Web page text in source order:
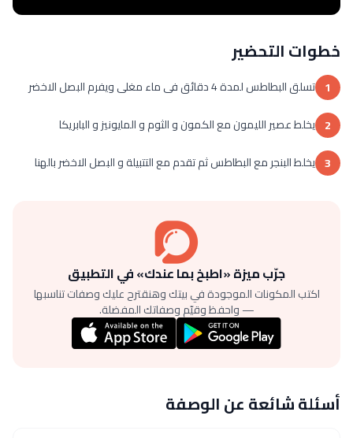
خطوات التحضير
1 تسلق البطاطس لمدة 4 دقائق فى ماء مغلى ويفرم البصل الاخضر
2 يخلط عصير الليمون مع الكمون و الثوم و المايونيز و البابريكا
3 يخلط البنجر مع البطاطس ثم تقدم مع التتبيلة و البصل الاخضر بالهنا
جرّب ميزة «اطبخ بما عندك» في التطبيق
اكتب المكونات الموجودة في بيتك وهنقترح عليك وصفات تناسبها
— واحفظ وقيّم وصفاتك المفضلة.
أسئلة شائعة عن الوصفة